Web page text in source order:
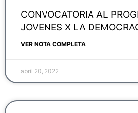
CONVOCATORIA AL
JOVENES X LA
VER NOTA COMPLETA
abril 20, 2022